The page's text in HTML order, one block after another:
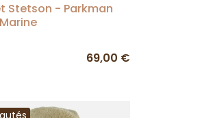
Stetson - Parkman
69,00 €